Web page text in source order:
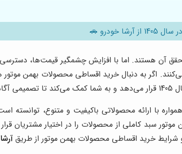
🚗
آن هستند. اما با افزایش چشمگیر قیمت‌ها،
اگر به دنبال خرید اقساطی محصولات بهمن
بگیرید.
با ارائه محصولاتی باکیفیت و متنوع،
سبد کاملی از محصولات را در اختیار مشتریان
شرایط خرید اقساطی محصولات بهمن موتور از طریق